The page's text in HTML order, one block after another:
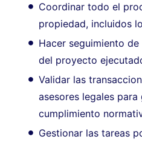
Coordinar todo el
propiedad, incluidos
Hacer seguimiento
del proyecto
Validar las
asesores legales para
cumplimiento
Gestionar las tareas